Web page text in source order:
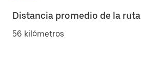
Distancia promedio de la ruta
56 kilómetros